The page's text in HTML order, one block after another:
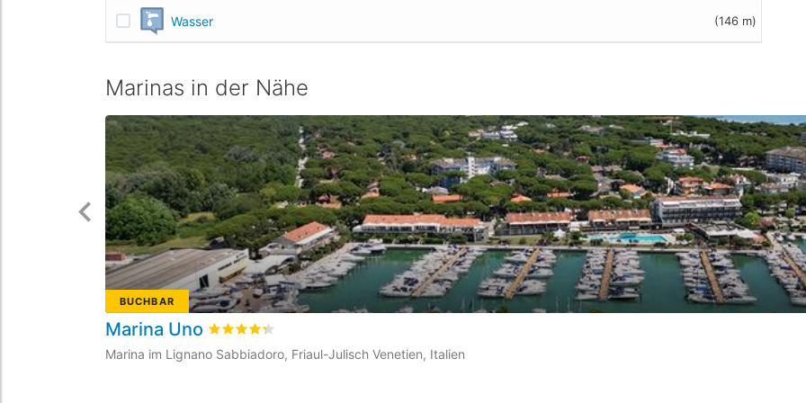
Wasser (146 m)
Marinas in der Nähe
BUCHBAR
Marina Uno bewertet4.3
Marina im Lignano Sabbiadoro, Friaul-Julisch Venetien, Italien